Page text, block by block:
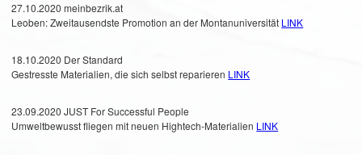
27.10.2020 meinbezrik.at
Leoben: Zweitausendste Promotion an der Montanuniversität LINK
18.10.2020 Der Standard
Gestresste Materialien, die sich selbst reparieren LINK
23.09.2020 JUST For Successful People
Umweltbewusst fliegen mit neuen Hightech-Materialien LINK